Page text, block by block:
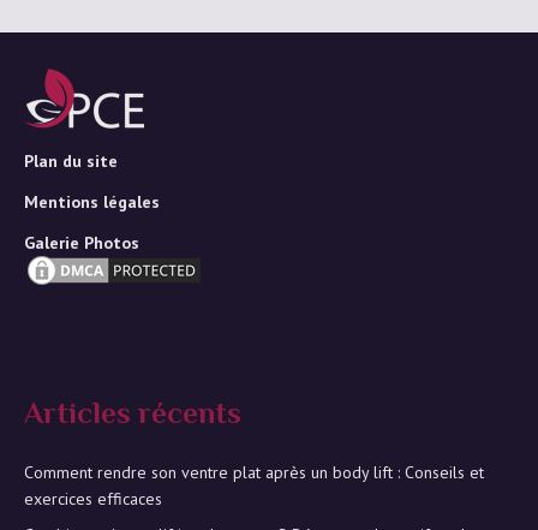
Plan du site
Mentions légales
Galerie Photos
Articles récents
Comment rendre son ventre plat après un body lift : Conseils et
exercices efficaces